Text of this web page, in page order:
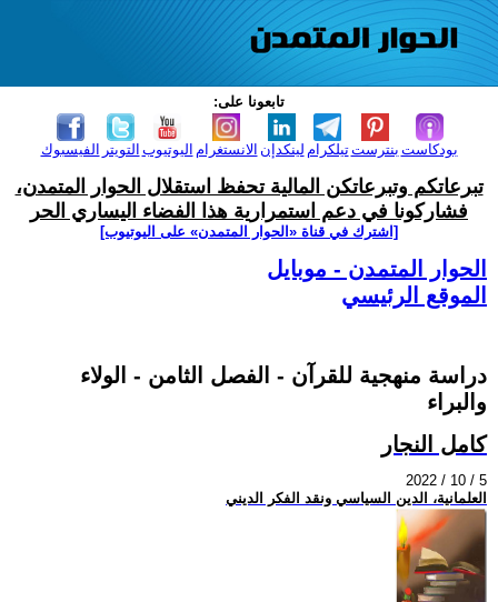
تابعونا على:
الفيسبوك التويتر اليوتيوب الانستغرام لينكدإن تيلكرامبنترست بودكاست
تبرعاتكم وتبرعاتكن المالية تحفظ استقلال الحوار المتمدن،
فشاركونا في دعم استمرارية هذا الفضاء اليساري الحر
[اشترك في قناة ‫«الحوار المتمدن» على اليوتيوب]
الحوار المتمدن - موبايل
الموقع الرئيسي
دراسة منهجية للقرآن - الفصل الثامن - الولاء
والبراء
كامل النجار
2022 / 10 / 5
العلمانية، الدين السياسي ونقد الفكر الديني